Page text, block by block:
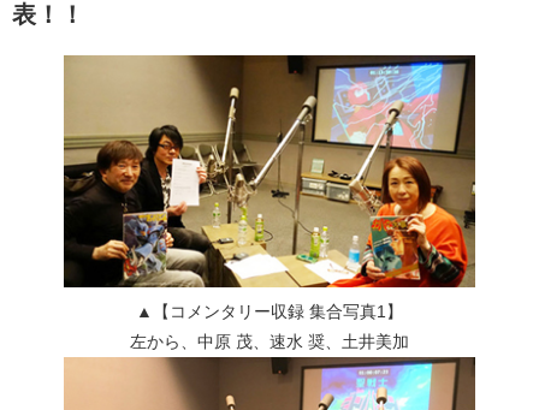
表！！
▲【コメンタリー収録 集合写真1】
左から、中原 茂、速水 奨、土井美加